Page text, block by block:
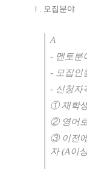
Ⅰ. 모집분야
A
- 멘토분
- 모집인
- 신청자
① 재학
② 영어
③ 이전
자 (A이